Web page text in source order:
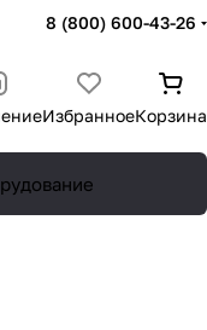
8 (800) 600-43-26
ИзбранноеКорзина